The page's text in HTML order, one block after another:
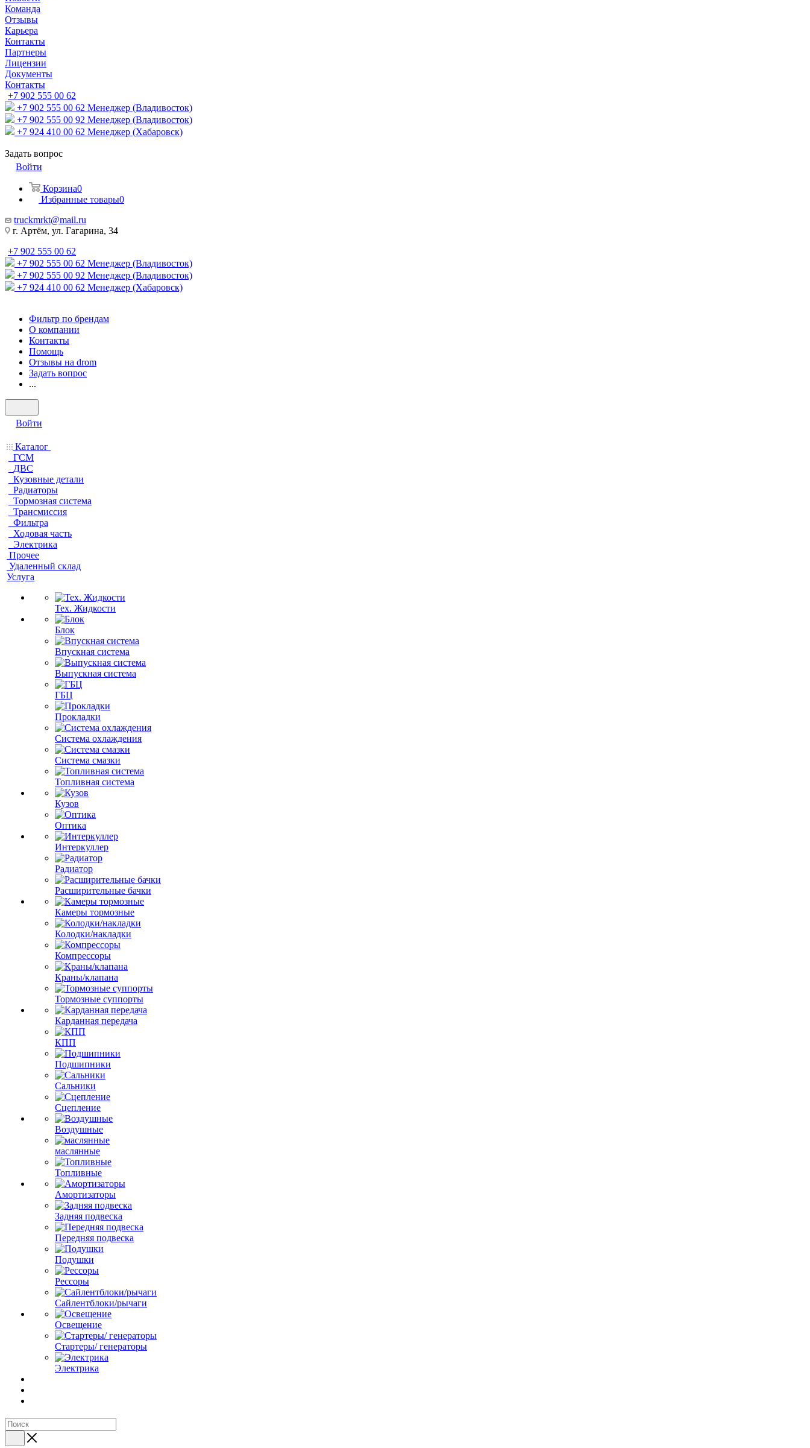
Команда
Отзывы
Карьера
Контакты
Партнеры
Лицензии
Документы
Контакты
+7 902 555 00 62
+7 902 555 00 62 Менеджер (Владивосток)
+7 902 555 00 92 Менеджер (Владивосток)
+7 924 410 00 62 Менеджер (Хабаровск)
Задать вопрос
Войти
Корзина0
Избранные товары0
truckmrkt@mail.ru
г. Артём, ул. Гагарина, 34
+7 902 555 00 62
+7 902 555 00 62 Менеджер (Владивосток)
+7 902 555 00 92 Менеджер (Владивосток)
+7 924 410 00 62 Менеджер (Хабаровск)
Фильтр по брендам
О компании
Контакты
Помощь
Отзывы на drom
Задать вопрос
...
Войти
Каталог
ГСМ
ДВС
Кузовные детали
Радиаторы
Тормозная система
Трансмиссия
Фильтра
Ходовая часть
Электрика
Прочее
Удаленный склад
Услуга
Тех. Жидкости
Блок
Впускная система
Выпускная система
ГБЦ
Прокладки
Система охлаждения
Система смазки
Топливная система
Кузов
Оптика
Интеркуллер
Радиатор
Расширительные бачки
Камеры тормозные
Колодки/накладки
Компрессоры
Краны/клапана
Тормозные суппорты
Карданная передача
КПП
Подшипники
Сальники
Сцепление
Воздушные
маслянные
Топливные
Амортизаторы
Задняя подвеска
Передняя подвеска
Подушки
Рессоры
Сайлентблоки/рычаги
Освещение
Стартеры/ генераторы
Электрика